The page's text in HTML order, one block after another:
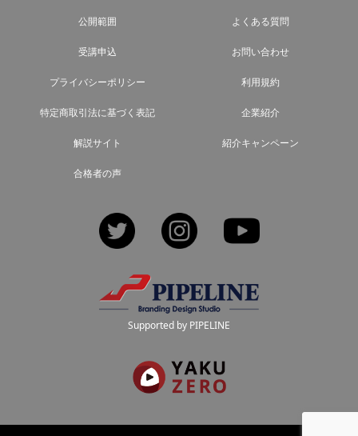
公開範囲 よくある質問
受講申込 お問い合わせ
プライバシーポリシー 利用規約
特定商取引法に基づく表記 企業紹介
解説サイト 紹介キャンペーン
合格者の声
Twitter Instagram
Supported by PIPELINE